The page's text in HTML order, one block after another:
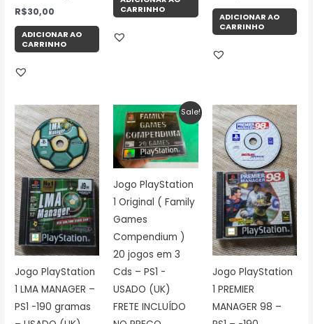
R$30,00
ADICIONAR AO
CARRINHO
CARRINHO
ADICIONAR AO
CARRINHO
Jogo PlayStation
1 LMA MANAGER –
PS1 -190 gramas
Sale!
Jogo PlayStation
1 Original ( Family
Games
Compendium )
20 jogos em 3
Cds – PS1 -
USADO (UK)
FRETE INCLUÍDO
O
preço
original
era:
R$300,00.
O
preço
atual
é:
R$265,00.
Jogo PlayStation
1 PREMIER
MANAGER 98 –